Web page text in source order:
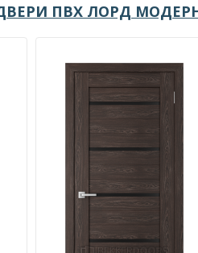
ПВХ ЛОРД